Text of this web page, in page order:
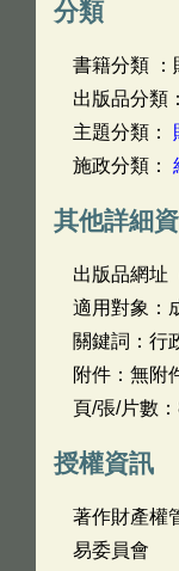
分類
書籍分類 ：
出版品分類
主題分類：
施政分類：
其他詳細
出版品網址
適用對象：
關鍵詞：行
附件：無附
頁/張/片數
授權資訊
著作財產權
易委員會